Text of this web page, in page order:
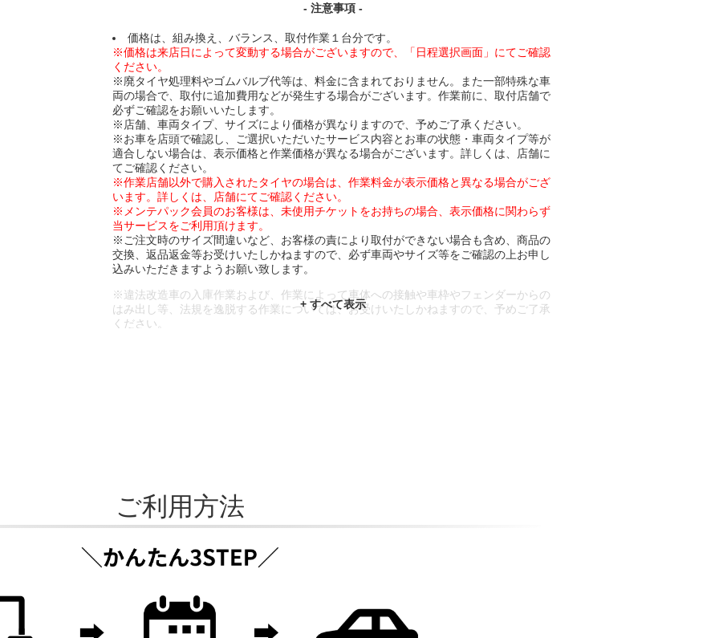
- 注意事項 -
価格は、組み換え、バランス、取付作業１台分です。
※価格は来店日によって変動する場合がございますので、「日程選択画面」にてご確認
ください。
※廃タイヤ処理料やゴムバルブ代等は、料金に含まれておりません。また一部特殊な車
両の場合で、取付に追加費用などが発生する場合がございます。作業前に、取付店舗で
必ずご確認をお願いいたします。
※店舗、車両タイプ、サイズにより価格が異なりますので、予めご了承ください。
※お車を店頭で確認し、ご選択いただいたサービス内容とお車の状態・車両タイプ等が
適合しない場合は、表示価格と作業価格が異なる場合がございます。詳しくは、店舗に
てご確認ください。
※作業店舗以外で購入されたタイヤの場合は、作業料金が表示価格と異なる場合がござ
います。詳しくは、店舗にてご確認ください。
※メンテパック会員のお客様は、未使用チケットをお持ちの場合、表示価格に関わらず
当サービスをご利用頂けます。
※ご注文時のサイズ間違いなど、お客様の責により取付ができない場合も含め、商品の
交換、返品返金等お受けいたしかねますので、必ず車両やサイズ等をご確認の上お申し
込みいただきますようお願い致します。
※違法改造車の入庫作業および、作業によって車体への接触や車枠やフェンダーからの
はみ出し等、法規を逸脱する作業については、お受けいたしかねますので、予めご了承
ください。
ご利用方法